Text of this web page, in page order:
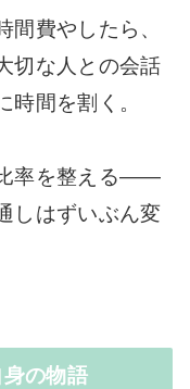
間費やしたら、
切な人との会話
時間を割く。
率を整える――
しはずいぶん変
の物語